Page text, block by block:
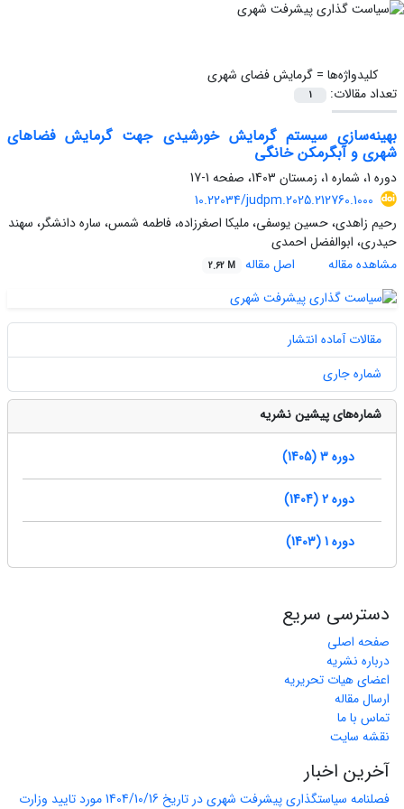
کلیدواژه‌ها =گرمایش فضای شهری
تعداد مقالات:
1
بهینه‌سازی سیستم گرمایش خورشیدی جهت گرمایش فضاهای
شهری و آبگرمکن خانگی
دوره 1، شماره 1، زمستان 1403، صفحه
1-17
10.22034/judpm.2025.212760.1000
رحیم زاهدی، حسین یوسفی، ملیکا اصغرزاده، فاطمه شمس، ساره دانشگر، سهند
حیدری، ابوالفضل احمدی
مشاهده مقاله
اصل مقاله 2.62 M
مقالات آماده انتشار
شماره جاری
شماره‌های پیشین نشریه
دوره 3 (1405)
دوره 2 (1404)
دوره 1 (1403)
دسترسی سریع
صفحه اصلی
درباره نشریه
اعضای هیات تحریریه
ارسال مقاله
تماس با ما
نقشه سایت
آخرین اخبار
فصلنامه سیاستگذاری پیشرفت شهری در تاریخ 1404/10/16 مورد تایید وزارت